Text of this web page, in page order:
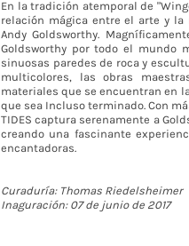
En la tradición atemporal de
relación mágica entre el arte y
Andy Goldsworthy.
Goldsworthy por todo el mundo
sinuosas paredes de roca y
multicolores, las obras
materiales que se encuentran en
que sea Incluso terminado. Con
TIDES captura serenamente a
creando una fascinante
encantadoras.
Curaduría: Thomas Riedelsheimer
Inaguración: 07 de junio de 2017